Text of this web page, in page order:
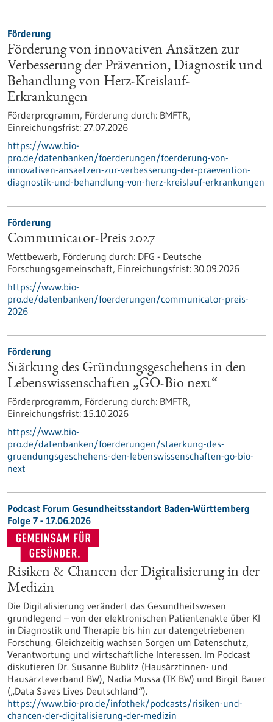
Förderung
Förderung von innovativen Ansätzen zur
Verbesserung der Prävention, Diagnostik und
Behandlung von Herz-Kreislauf-
Erkrankungen
Förderprogramm, Förderung durch: BMFTR,
Einreichungsfrist: 27.07.2026
https://www.bio-
pro.de/datenbanken/foerderungen/foerderung-von-
innovativen-ansaetzen-zur-verbesserung-der-praevention-
diagnostik-und-behandlung-von-herz-kreislauf-erkrankungen
Förderung
Communicator-Preis 2027
Wettbewerb, Förderung durch: DFG - Deutsche
Forschungsgemeinschaft, Einreichungsfrist: 30.09.2026
https://www.bio-
pro.de/datenbanken/foerderungen/communicator-preis-
2026
Förderung
Stärkung des Gründungsgeschehens in den
Lebenswissenschaften „GO-Bio next“
Förderprogramm, Förderung durch: BMFTR,
Einreichungsfrist: 15.10.2026
https://www.bio-
pro.de/datenbanken/foerderungen/staerkung-des-
gruendungsgeschehens-den-lebenswissenschaften-go-bio-
next
Podcast Forum Gesundheitsstandort Baden-Württemberg
Folge 7 - 17.06.2026
Risiken & Chancen der Digitalisierung in der
Medizin
Die Digitalisierung verändert das Gesundheitswesen
grundlegend – von der elektronischen Patientenakte über KI
in Diagnostik und Therapie bis hin zur datengetriebenen
Forschung. Gleichzeitig wachsen Sorgen um Datenschutz,
Verantwortung und wirtschaftliche Interessen. Im Podcast
diskutieren Dr. Susanne Bublitz (Hausärztinnen- und
Hausärzteverband BW), Nadia Mussa (TK BW) und Birgit Bauer
(„Data Saves Lives Deutschland“).
https://www.bio-pro.de/infothek/podcasts/risiken-und-
chancen-der-digitalisierung-der-medizin